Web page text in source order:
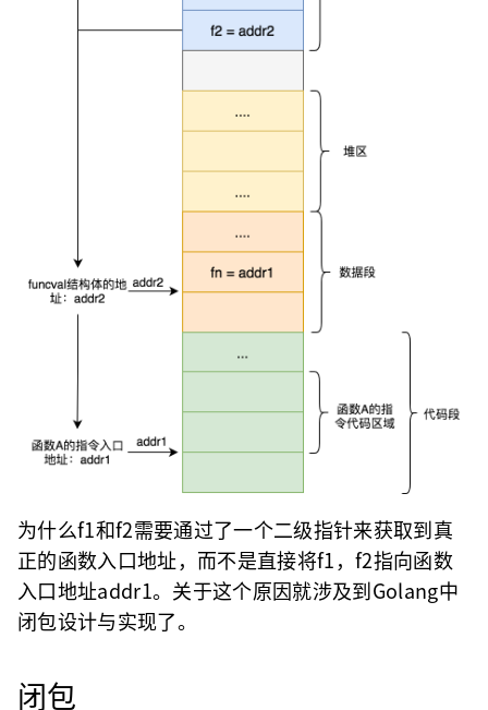
为什么f1和f2需要通过了一个二级指针来获取到真
正的函数入口地址，而不是直接将f1，f2指向函数
入口地址addr1。关于这个原因就涉及到Golang中
闭包设计与实现了。
闭包